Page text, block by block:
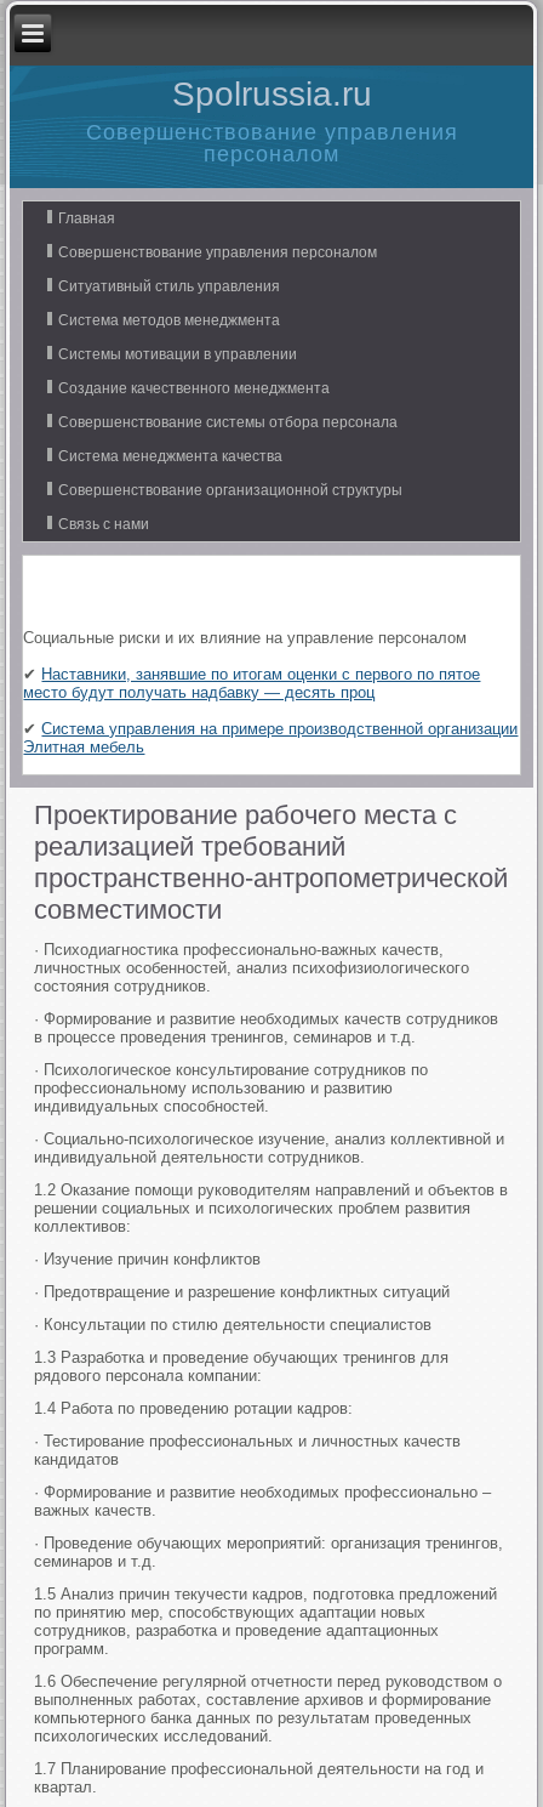
Spolrussia.ru
Совершенствование управления
персоналом
Главная
Совершенствование управления персоналом
Ситуативный стиль управления
Система методов менеджмента
Системы мотивации в управлении
Создание качественного менеджмента
Совершенствование системы отбора персонала
Система менеджмента качества
Совершенствование организационной структуры
Связь с нами
Социальные риски и их влияние на управление персоналом
✔ Наставники, занявшие по итогам оценки с первого по пятое
место будут получать надбавку — десять проц
✔Система управления на примере производственной организации
Элитная мебель
Проектирование рабочего места с
реализацией требований
пространственно-антропометрической
совместимости
· Психодиагностика профессионально-важных качеств,
личностных особенностей, анализ психофизиологического
состояния сотрудников.
· Формирование и развитие необходимых качеств сотрудников
в процессе проведения тренингов, семинаров и т.д.
· Психологическое консультирование сотрудников по
профессиональному использованию и развитию
индивидуальных способностей.
· Социально-психологическое изучение, анализ коллективной и
индивидуальной деятельности сотрудников.
1.2 Оказание помощи руководителям направлений и объектов в
решении социальных и психологических проблем развития
коллективов:
· Изучение причин конфликтов
· Предотвращение и разрешение конфликтных ситуаций
· Консультации по стилю деятельности специалистов
1.3 Разработка и проведение обучающих тренингов для
рядового персонала компании:
1.4 Работа по проведению ротации кадров:
· Тестирование профессиональных и личностных качеств
кандидатов
· Формирование и развитие необходимых профессионально –
важных качеств.
· Проведение обучающих мероприятий: организация тренингов,
семинаров и т.д.
1.5 Анализ причин текучести кадров, подготовка предложений
по принятию мер, способствующих адаптации новых
сотрудников, разработка и проведение адаптационных
программ.
1.6 Обеспечение регулярной отчетности перед руководством о
выполненных работах, составление архивов и формирование
компьютерного банка данных по результатам проведенных
психологических исследований.
1.7 Планирование профессиональной деятельности на год и
квартал.